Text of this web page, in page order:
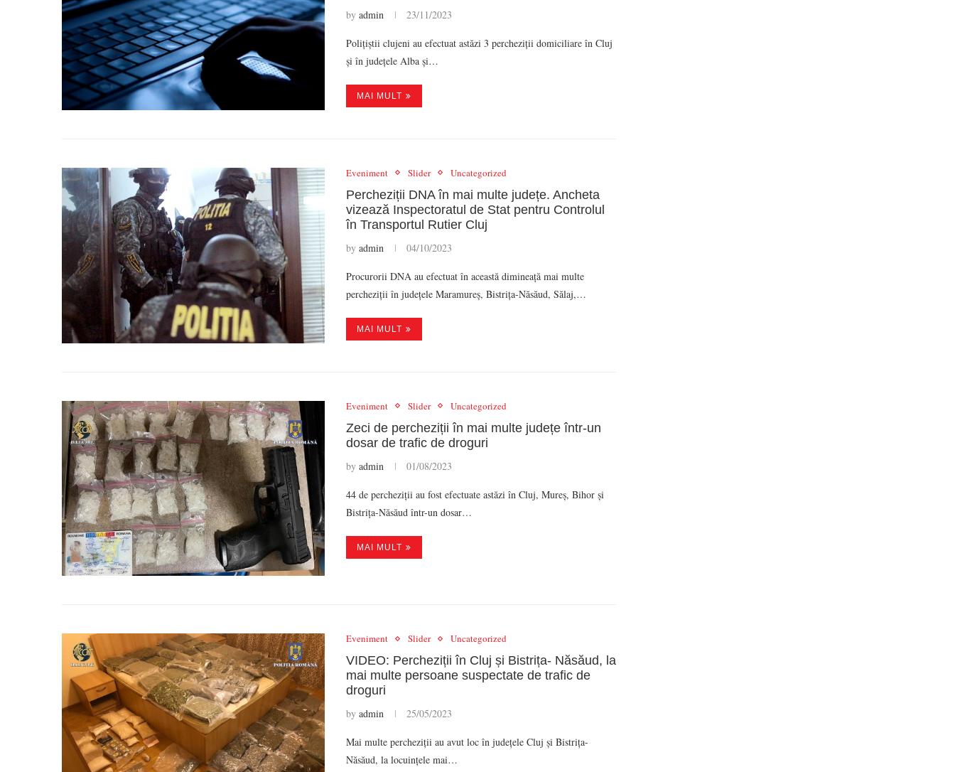
by admin 23/11/2023
Polițiștii clujeni au efectuat astăzi 3 percheziții domiciliare în Cluj
și în județele Alba și…
MAI MULT
Eveniment Slider Uncategorized
Percheziții DNA în mai multe județe. Ancheta
vizează Inspectoratul de Stat pentru Controlul
în Transportul Rutier Cluj
by admin 04/10/2023
Procurorii DNA au efectuat în această dimineață mai multe
percheziții în județele Maramureș, Bistrița-Năsăud, Sălaj,…
MAI MULT
Eveniment Slider Uncategorized
Zeci de percheziții în mai multe județe într-un
dosar de trafic de droguri
by admin 01/08/2023
44 de percheziții au fost efectuate astăzi în Cluj, Mureș, Bihor și
Bistrița-Năsăud într-un dosar…
MAI MULT
Eveniment Slider Uncategorized
VIDEO: Percheziții în Cluj și Bistrița- Năsăud, la
mai multe persoane suspectate de trafic de
droguri
by admin 25/05/2023
Mai multe percheziții au avut loc în județele Cluj și Bistrița-
Năsăud, la locuințele mai…